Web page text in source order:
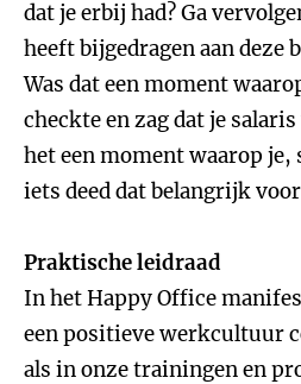
dat je erbij had? Ga
heeft bijgedragen aan deze
Was dat een moment
checkte en zag dat je
het een moment waarop je,
iets deed dat belangrijk
Praktische leidraad
In het Happy Office
een positieve werkcultuur
als in onze trainingen en